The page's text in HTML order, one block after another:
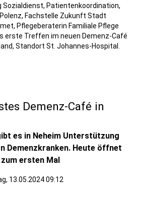
Sozialdienst, Patientenkoordination,
Fachstelle Zukunft Stadt
Pflegeberaterin Familiale Pflege
erste Treffen im neuen Demenz-Café
Standort St. Johannes-Hospital.
Demenz-Café in
es in Neheim Unterstützung
Demenzkranken. Heute öffnet
ersten Mal
13.05.2024 09:12